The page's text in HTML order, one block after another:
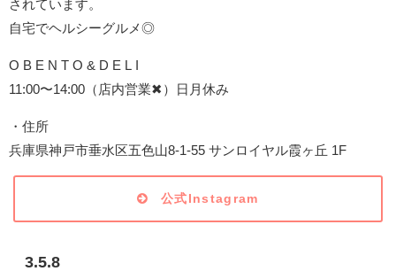
されています。
自宅でヘルシーグルメ◎
O B E N T O & D E L I
11:00〜14:00（店内営業✖︎）日月休み
・住所
兵庫県神戸市垂水区五色山8-1-55 サンロイヤル霞ヶ丘 1F
公式Instagram
3.5.8